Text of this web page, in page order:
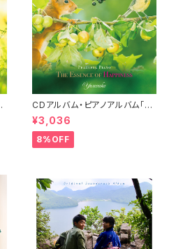
CDアルバム・ピアノアルバム「T
he Essence of Happiness」
／Yuusuke
¥3,036
8%OFF